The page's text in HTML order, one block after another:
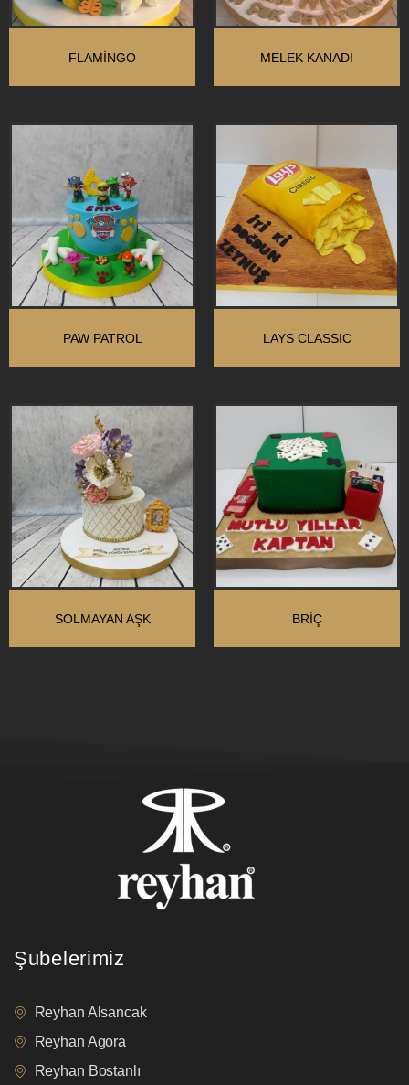
FLAMINGO MELEK KANADI
PAW PATROL LAYS CLASSIC
SOLMAYAN AŞK BRIÇ
Şubelerimiz
Reyhan Alsancak
Reyhan Agora
Reyhan Bostanlı